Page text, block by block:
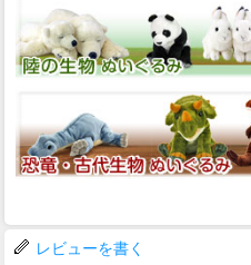
レビューを書く